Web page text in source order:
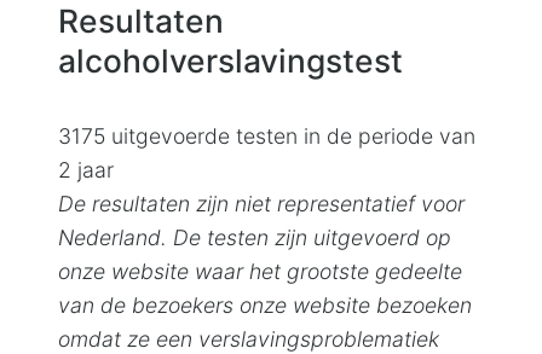
Resultaten
alcoholverslavingstest
3175 uitgevoerde testen in de periode van
2 jaar
De resultaten zijn niet representatief voor
Nederland. De testen zijn uitgevoerd op
onze website waar het grootste gedeelte
van de bezoekers onze website bezoeken
omdat ze een verslavingsproblematiek